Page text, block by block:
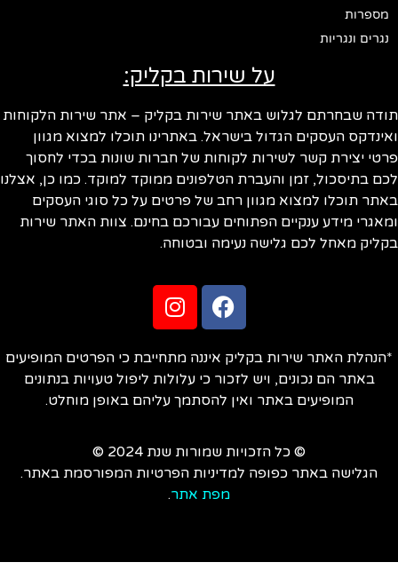
מספרות
נגרים ונגריות
על שירות בקליק:
שבחרתם לגלוש באתר שירות בקליק – אתר שירות הלקוחות
העסקים הגדול בישראל. באתרינו תוכלו למצוא מגוון
יצירת קשר לשירות לקוחות של חברות שונות בכדי לחסוך
בתיסכול, זמן והעברת הטלפונים ממוקד למוקד. כמו כן, אצלנו
תוכלו למצוא מגוון רחב של פרטים על כל סוגי העסקים
מידע ענקיים הפתוחים עבורכם בחינם. צוות האתר שירות
מאחל לכם גלישה נעימה ובטוחה.
האתר שירות בקליק איננה מתחייבת כי הפרטים המופיעים
באתר הם נכונים, ויש לזכור כי עלולות ליפול טעויות בנתונים
המופיעים באתר ואין להסתמך עליהם באופן מוחלט.
© כל הזכויות שמורות שנת 2024 ©
הגלישה באתר כפופה למדיניות הפרטיות המפורסמת באתר.
מפת אתר.